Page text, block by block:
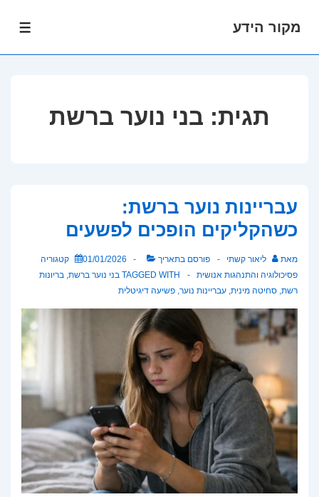
מקור הידע
תגית: בני נוער ברשת
עבריינות נוער ברשת:
כשהקליקים הופכים לפשעים
מאת ליאור קשתי פורסם בתאריך 01/01/2026
קטגוריה
פסיכולוגיה והתנהגות אנושית
TAGGED WITH בני נוער ברשת, בריונות
רשת, סחיטה מינית, עבריינות נוער, פשיעה דיגיטלית